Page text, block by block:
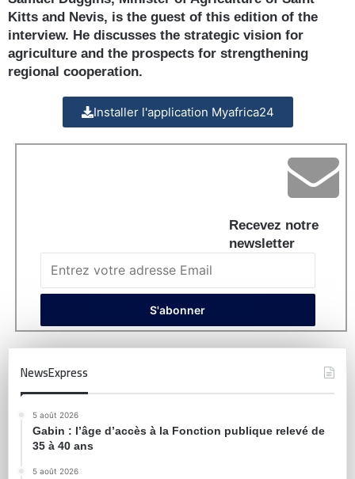
Kitts and Nevis, is the guest of this edition of the
interview. He discusses the strategic vision for
agriculture and the prospects for strengthening
regional cooperation.
Installer l'application Myafrica24
Recevez notre
newsletter
NewsExpress
5 août 2026
Gabin : l’âge d’accès à la Fonction publique relevé de
35 à 40 ans
5 août 2026